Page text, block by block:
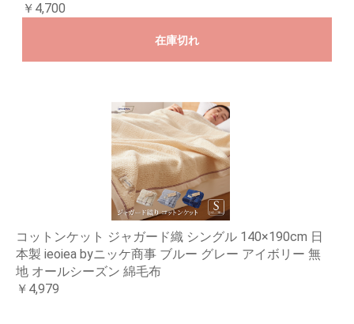
￥4,700
在庫切れ
コットンケット ジャガード織 シングル 140×190cm 日
本製 ieoiea byニッケ商事 ブルー グレー アイボリー 無
地 オールシーズン 綿毛布
￥4,979